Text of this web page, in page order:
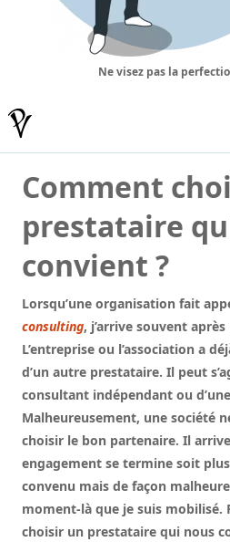
Ne visez pas la
Pierrick Valin
Comment
prestataire
convient ?
Lorsqu’une organisation fait
consulting, j’arrive souvent
L’entreprise ou l’association a
d’un autre prestataire. Il peut
consultant indépendant ou
Malheureusement, une société
choisir le bon partenaire. Il
engagement se termine soit
convenu mais de façon
moment-là que je suis mobilisé.
choisir un prestataire qui nous